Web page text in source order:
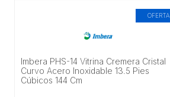
OFERTA
Imbera PHS-14 Vitrina Cremera Cristal
Curvo Acero Inoxidable 13.5 Pies
Cúbicos 144 Cm